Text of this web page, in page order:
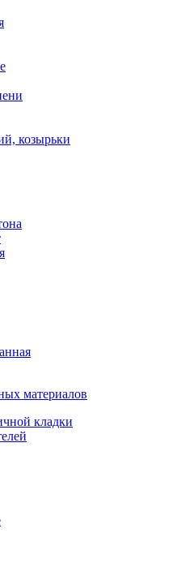
козырьки
материалов
кладки